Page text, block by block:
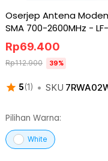
Oserjep Antena
SMA 700-2600MHz -
5(1 ) • SKU
Rp69.400
Rp112.900 39%
Pilihan Warna:
White